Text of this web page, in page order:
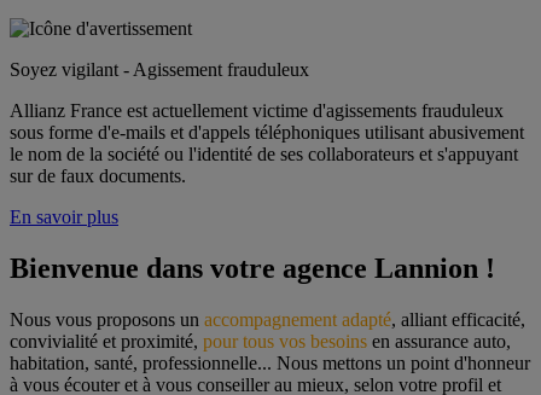
Soyez vigilant - Agissement frauduleux
Allianz France est actuellement victime d'agissements frauduleux
sous forme d'e-mails et d'appels téléphoniques utilisant abusivement
le nom de la société ou l'identité de ses collaborateurs et s'appuyant
sur de faux documents.
En savoir plus
Bienvenue dans votre agence Lannion !
Nous vous proposons un accompagnement adapté, alliant efficacité,
convivialité et proximité, pour tous vos besoins en assurance auto,
habitation, santé, professionnelle... Nous mettons un point d'honneur
à vous écouter et à vous conseiller au mieux, selon votre profil et